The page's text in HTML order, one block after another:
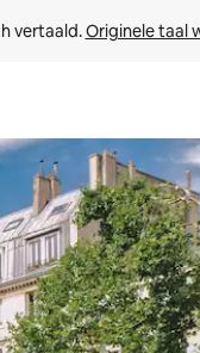
vertaald. Originele taal